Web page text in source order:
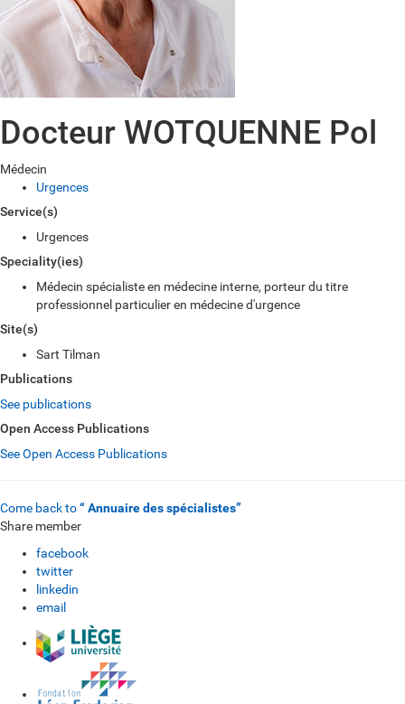
Docteur WOTQUENNE Pol
Médecin
Urgences
Service(s)
Urgences
Speciality(ies)
Médecin spécialiste en médecine interne, porteur du titre
professionnel particulier en médecine d'urgence
Site(s)
Sart Tilman
Publications
See publications
Open Access Publications
See Open Access Publications
Come back to“ Annuaire des spécialistes”
Share member
facebook
twitter
linkedin
email